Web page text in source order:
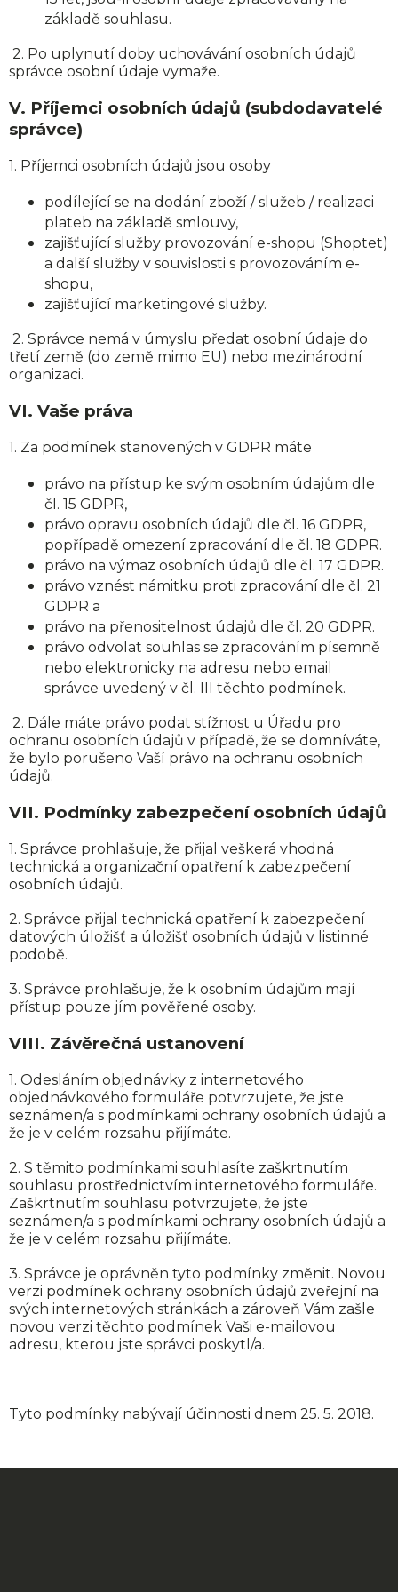
základě souhlasu.
2. Po uplynutí doby uchovávání osobních údajů
správce osobní údaje vymaže.
V. Příjemci osobních údajů (subdodavatelé
správce)
1. Příjemci osobních údajů jsou osoby
podílející se na dodání zboží / služeb / realizaci
plateb na základě smlouvy,
zajišťující služby provozování e-shopu (Shoptet)
a další služby v souvislosti s provozováním e-
shopu,
zajišťující marketingové služby.
2. Správce nemá v úmyslu předat osobní údaje do
třetí země (do země mimo EU) nebo mezinárodní
organizaci.
VI. Vaše práva
1. Za podmínek stanovených v GDPR máte
právo na přístup ke svým osobním údajům dle
čl. 15 GDPR,
právo opravu osobních údajů dle čl. 16 GDPR,
popřípadě omezení zpracování dle čl. 18 GDPR.
právo na výmaz osobních údajů dle čl. 17 GDPR.
právo vznést námitku proti zpracování dle čl. 21
GDPR a
právo na přenositelnost údajů dle čl. 20 GDPR.
právo odvolat souhlas se zpracováním písemně
nebo elektronicky na adresu nebo email
správce uvedený v čl. III těchto podmínek.
2. Dále máte právo podat stížnost u Úřadu pro
ochranu osobních údajů v případě, že se domníváte,
že bylo porušeno Vaší právo na ochranu osobních
údajů.
VII. Podmínky zabezpečení osobních údajů
1. Správce prohlašuje, že přijal veškerá vhodná
technická a organizační opatření k zabezpečení
osobních údajů.
2. Správce přijal technická opatření k zabezpečení
datových úložišť a úložišť osobních údajů v listinné
podobě.
3. Správce prohlašuje, že k osobním údajům mají
přístup pouze jím pověřené osoby.
VIII. Závěrečná ustanovení
1. Odesláním objednávky z internetového
objednávkového formuláře potvrzujete, že jste
seznámen/a s podmínkami ochrany osobních údajů a
že je v celém rozsahu přijímáte.
2. S těmito podmínkami souhlasíte zaškrtnutím
souhlasu prostřednictvím internetového formuláře.
Zaškrtnutím souhlasu potvrzujete, že jste
seznámen/a s podmínkami ochrany osobních údajů a
že je v celém rozsahu přijímáte.
3. Správce je oprávněn tyto podmínky změnit. Novou
verzi podmínek ochrany osobních údajů zveřejní na
svých internetových stránkách a zároveň Vám zašle
novou verzi těchto podmínek Vaši e-mailovou
adresu, kterou jste správci poskytl/a.
Tyto podmínky nabývají účinnosti dnem 25. 5. 2018.